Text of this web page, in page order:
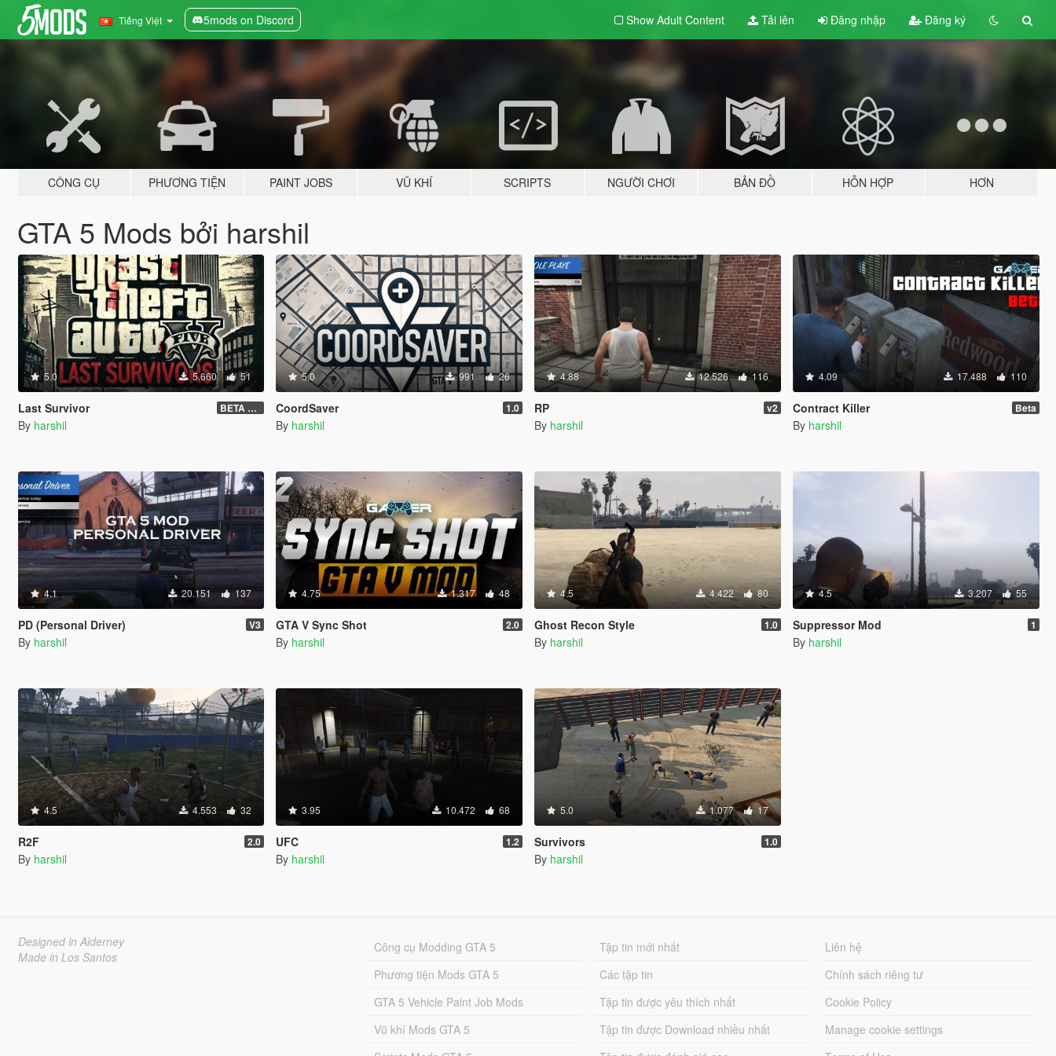
Tiếng Việt 5mods on Discord Show Adult Content Tải lên Đăng nhập Đăng ký
CÔNG CỤ PHƯƠNG TIỆN PAINT JOBS VŨ KHÍ SCRIPTS NGƯỜI CHƠI BẢN ĐỒ HỖN HỢP HƠN
GTA 5 Mods bởi harshil
5.0 5.660 51
Last Survivor BETA 1.2.9
By harshil
5.0 991 26
CoordSaver 1.0
By harshil
4.88 12.526 116
RP v2
By harshil
4.09 17.488 110
Contract Killer Beta
By harshil
4.1 20.151 137
PD (Personal Driver) V3
By harshil
4.75 1.317 48
GTA V Sync Shot 2.0
By harshil
4.5 4.422 80
Ghost Recon Style 1.0
By harshil
4.5 3.207 55
Suppressor Mod 1
By harshil
4.5 4.553 32
R2F 2.0
By harshil
3.95 10.472 68
UFC 1.2
By harshil
5.0 1.077 17
Survivors 1.0
By harshil
Designed in Alderney
Made in Los Santos
Công cụ Modding GTA 5
Phương tiện Mods GTA 5
GTA 5 Vehicle Paint Job Mods
Vũ khí Mods GTA 5
Tập tin mới nhất
Các tập tin
Tập tin được yêu thích nhất
Tập tin được Download nhiều nhất
Liên hệ
Chính sách riêng tư
Cookie Policy
Manage cookie settings